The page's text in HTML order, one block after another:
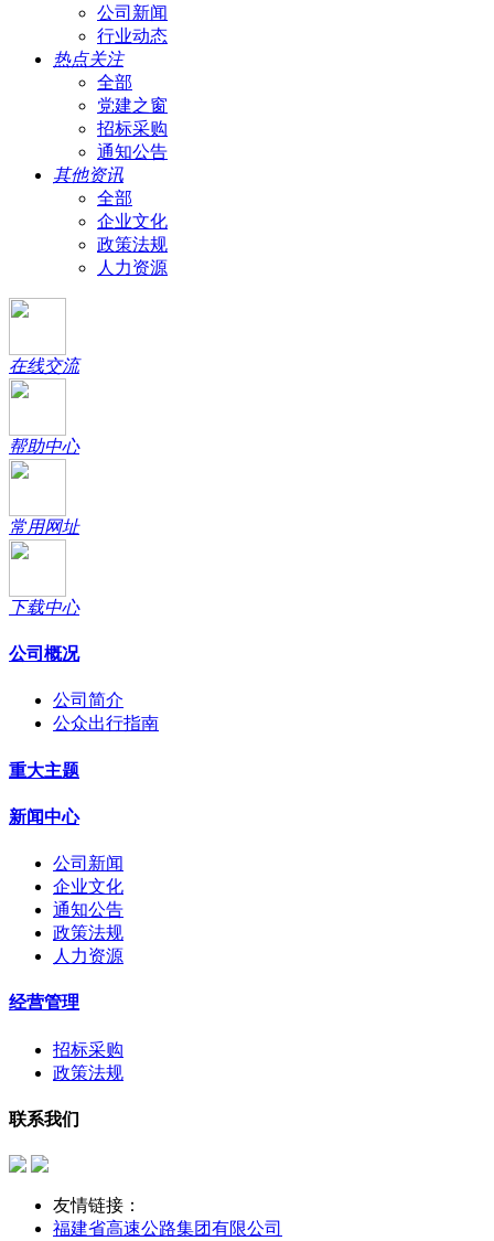
公司新闻
行业动态
热点关注
全部
党建之窗
招标采购
通知公告
其他资讯
全部
企业文化
政策法规
人力资源
在线交流
帮助中心
常用网址
下载中心
公司概况
公司简介
公众出行指南
重大主题
新闻中心
公司新闻
企业文化
通知公告
政策法规
人力资源
经营管理
招标采购
政策法规
联系我们
友情链接：
福建省高速公路集团有限公司